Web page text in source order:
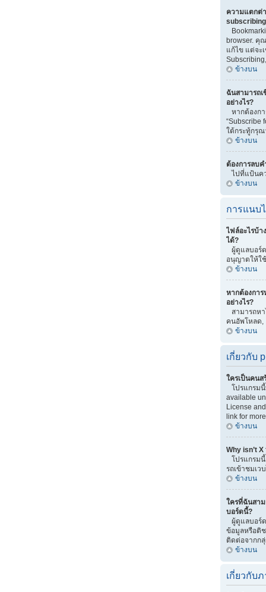
ความแตกต่
browser. คุ
แก้ไข แต่จะ
ข้างบน
ฉันสามารถ
อย่างไร?
หากต้องก
“Subscribe
ใต้กระทู้กรุณ
ข้างบน
ต้องการลบค
ไปที่แป้นค
ข้างบน
การแนบ
ไฟล์อะไรบ้
ได้?
ผู้ดูแลบอร์
อนุญาตให้ใ
ข้างบน
หากต้องการ
อย่างไร?
สามารถห
คนอัพโหลด,
ข้างบน
เกี่ยวกับ
ใครเป็นคนส
โปรแกรม
available
License
link for
ข้างบน
Why isn’t
โปรแกรมนี้
รถเข้าชมเว
ข้างบน
ใครที่ฉันสา
บอร์ดนี้?
ผู้ดูแลบอร์
ข้อมูลหรือติ
ติดต่อจากก
ข้างบน
เกี่ยวกับ